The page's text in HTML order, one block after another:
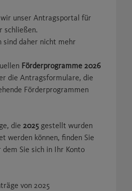
unser Antragsportal für
schließen.
sind daher nicht mehr
Förderprogramme 2026
die Antragsformulare, die
Förderprogrammen
die 2025 gestellt wurden
werden können, finden Sie
Sie sich in Ihr Konto
von 2025